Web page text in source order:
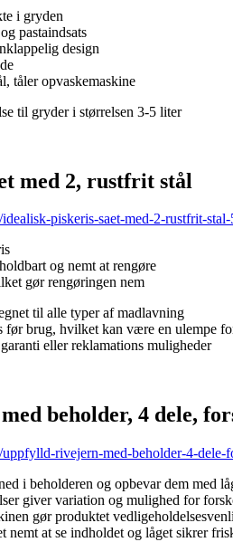
i gryden
pastaindsats
design
tåler opvaskemaskine
til gryder i størrelsen 3-5 liter
med 2, rustfrit stål
piskeris-saet-med-2-rustfrit-
og nemt at rengøre
gør rengøringen nem
til alle typer af madlavning
før brug, hvilket kan være en ulempe
eller reklamations muligheder
beholder, 4 dele,
rivejern-med-beholder-4-dele-
i beholderen og opbevar dem med
giver variation og mulighed for
gør produktet
nemt at se indholdet og låget sikrer